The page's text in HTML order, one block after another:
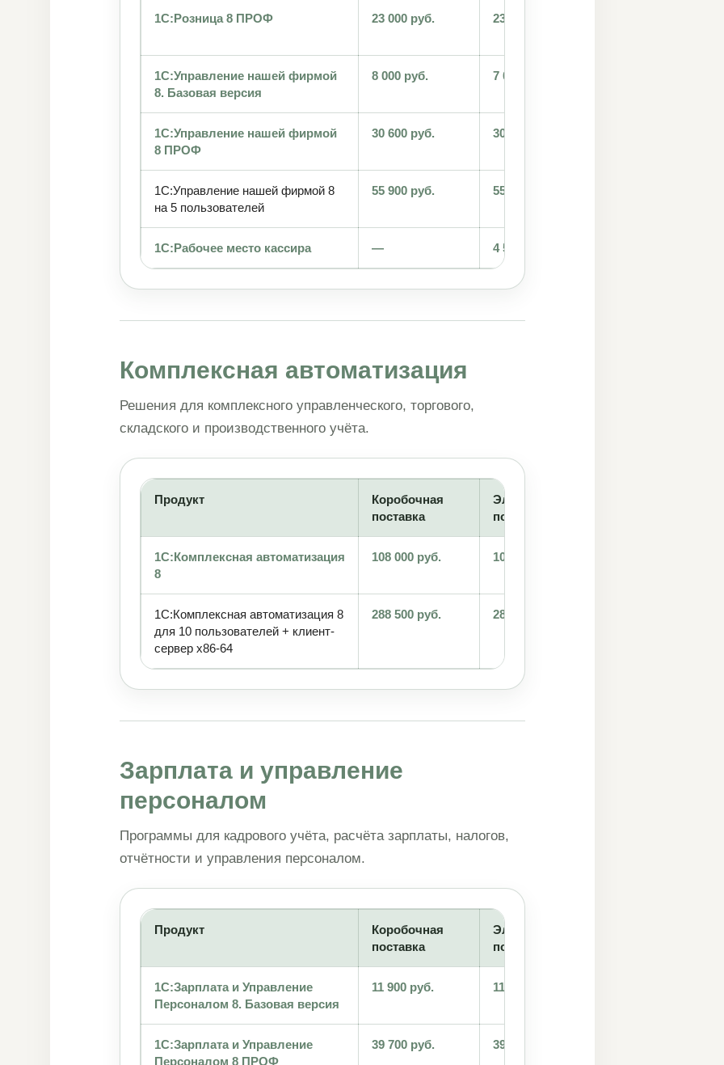
1С:Розница 8 ПРОФ 23 000 руб. 23 000 руб.
1С:Управление нашей фирмой
8. Базовая версия
8 000 руб. 7 000 руб.
1С:Управление нашей фирмой
8 ПРОФ
30 600 руб. 30 600 руб.
1С:Управление нашей фирмой 8
на 5 пользователей
55 900 руб. 55 900 руб.
1С:Рабочее место кассира — 4 500 руб.
Комплексная автоматизация
Решения для комплексного управленческого, торгового,
складского и производственного учёта.
Продукт
Коробочная
поставка
Электронная
поставка
1С:Комплексная автоматизация
8
108 000 руб. 108 000 руб.
1С:Комплексная автоматизация 8
для 10 пользователей + клиент-
сервер x86-64
288 500 руб. 288 500 руб.
Зарплата и управление
персоналом
Программы для кадрового учёта, расчёта зарплаты, налогов,
отчётности и управления персоналом.
Продукт
Коробочная
поставка
Электронная
поставка
1С:Зарплата и Управление
Персоналом 8. Базовая версия
11 900 руб. 11 100 руб.
1С:Зарплата и Управление
Персоналом 8 ПРОФ
39 700 руб. 39 700 руб.